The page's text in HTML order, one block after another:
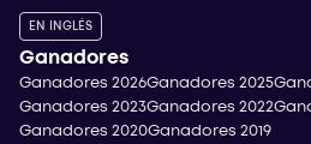
EN INGLÉS
Ganadores
Ganadores 2026Ganadores 2025
Ganadores 2023Ganadores 2022
Ganadores 2020Ganadores 2019